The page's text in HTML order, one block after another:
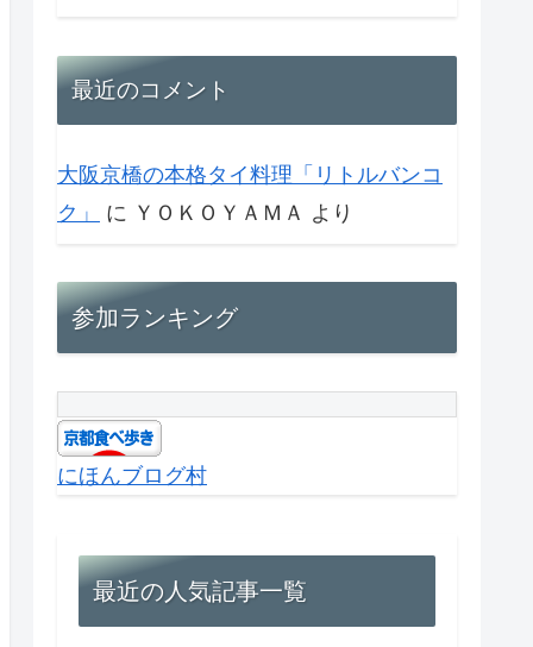
最近のコメント
大阪京橋の本格タイ料理「リトルバンコ
ク」
に ＹＯＫＯＹＡＭＡ より
参加ランキング
にほんブログ村
最近の人気記事一覧